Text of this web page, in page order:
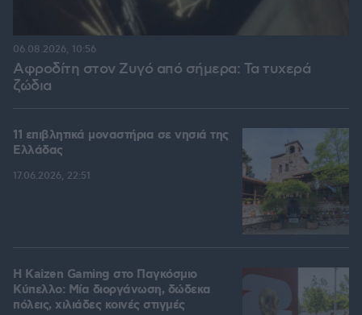
Αφροδίτη στον Ζυγό από σήμερα: Τα τυχερά
ζώδια
06.08.2026, 10:56
11 επιβλητικά μοναστήρια σε νησιά της
Ελλάδας
17.06.2026, 22:51
H Kaizen Gaming στο Παγκόσμιο
Kύπελλο: Μία διοργάνωση, δώδεκα
πόλεις, χιλιάδες κοινές στιγμές